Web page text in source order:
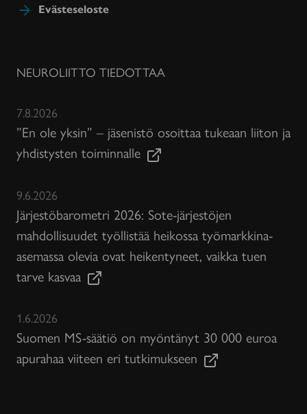
Evästeseloste
NEUROLIITTO TIEDOTTAA
7.8.2026
”En ole yksin” – jäsenistö osoittaa tukeaan liiton ja
yhdistysten toiminnalle
9.6.2026
Järjestöbarometri 2026: Sote-järjestöjen
mahdollisuudet työllistää heikossa työmarkkina-
asemassa olevia ovat heikentyneet, vaikka tuen
tarve kasvaa
1.6.2026
Suomen MS-säätiö on myöntänyt 30 000 euroa
apurahaa viiteen eri tutkimukseen